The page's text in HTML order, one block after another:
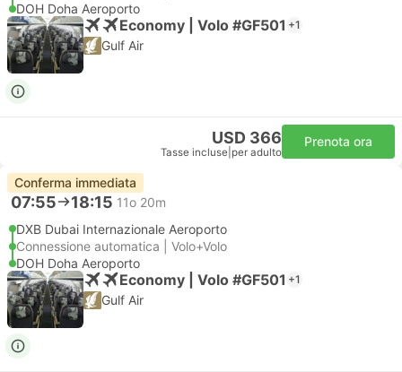
DOH Doha Aeroporto
Economy | Volo #GF501 +1
Gulf Air
USD 366
Tasse incluse per adulto
Prenota ora
Conferma immediata
07:55 18:15 11o 20m
DXB Dubai Internazionale Aeroporto
Connessione automatica | Volo+Volo
DOH Doha Aeroporto
Economy | Volo #GF501 +1
Gulf Air